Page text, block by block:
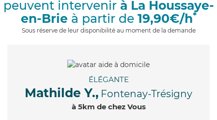
i
peuvent intervenir à La Houssaye-
en-Brie à partir de 19,90€/h*
Sous réserve de leur disponibilité au moment de la demande
ÉLÉGANTE
Mathilde Y., Fontenay-Trésigny
à 5km de chez Vous